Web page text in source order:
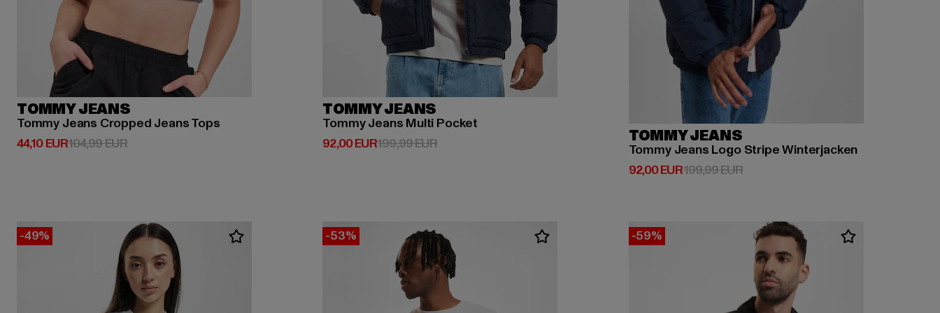
TOMMY JEANS
Tommy Jeans Cropped Jeans Tops
44,10 EUR
Derzeitiger Preis: 44,10 EUR
104,99 EURAktionspreis: 104,99 EUR
TOMMY JEANS
Tommy Jeans Multi Pocket
92,00 EUR
Derzeitiger Preis: 92,00 EUR
199,99 EURAktionspreis: 199,99 EUR TOMMY JEANS
Tommy Jeans Logo Stripe Winterjacken
92,00 EUR
Derzeitiger Preis: 92,00 EUR
199,99 EURAktionspreis: 199,99 EUR
-49% -53% -59%